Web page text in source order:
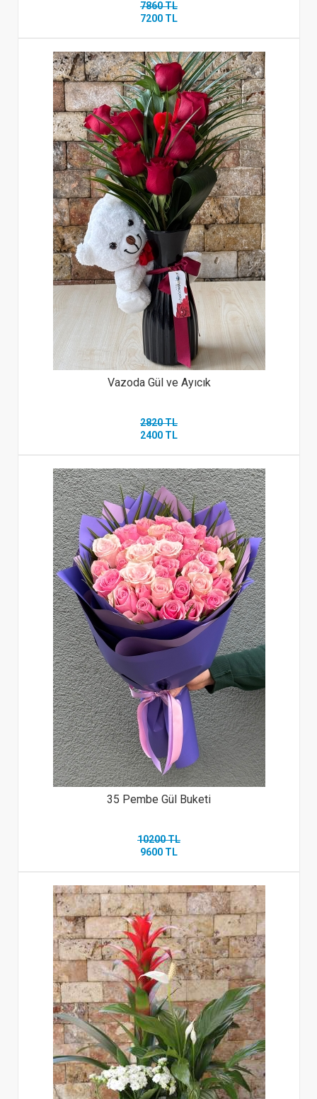
7860 TL
7200 TL
Vazoda Gül ve Ayıcık
2820 TL
2400 TL
35 Pembe Gül Buketi
10200 TL
9600 TL